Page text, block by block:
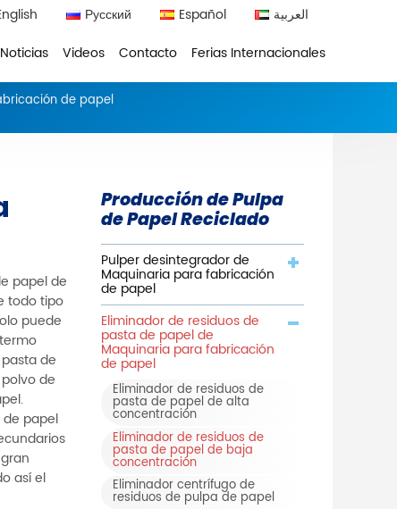
Русский Español العربية
Noticias Videos Contacto Ferias Internacionales
de papel
papel de
todo tipo
puede
de
de
papel
así el
Producción de Pulpa
de Papel Reciclado
Pulper desintegrador de
Maquinaria para fabricación
de papel
Eliminador de residuos de
pasta de papel de
Maquinaria para fabricación
de papel
Eliminador de residuos de
pasta de papel de alta
concentración
Eliminador de residuos de
pasta de papel de baja
concentración
Eliminador centrífugo de
residuos de pulpa de papel